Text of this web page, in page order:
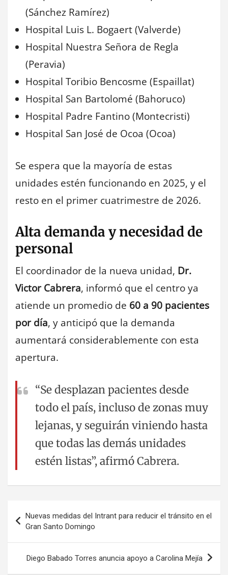
(Sánchez Ramírez)
Hospital Luis L. Bogaert (Valverde)
Hospital Nuestra Señora de Regla
(Peravia)
Hospital Toribio Bencosme (Espaillat)
Hospital San Bartolomé (Bahoruco)
Hospital Padre Fantino (Montecristi)
Hospital San José de Ocoa (Ocoa)
Se espera que la mayoría de estas
unidades estén funcionando en 2025, y el
resto en el primer cuatrimestre de 2026.
Alta demanda y necesidad de
personal
El coordinador de la nueva unidad, Dr.
Victor Cabrera, informó que el centro ya
atiende un promedio de 60 a 90 pacientes
por día, y anticipó que la demanda
aumentará considerablemente con esta
apertura.
“Se desplazan pacientes desde
todo el país, incluso de zonas muy
lejanas, y seguirán viniendo hasta
que todas las demás unidades
estén listas”, afirmó Cabrera.
Navegación
de
entradas
Nuevas medidas del Intrant para reducir el tránsito en el
Gran Santo Domingo
Diego Babado Torres anuncia apoyo a Carolina Mejía